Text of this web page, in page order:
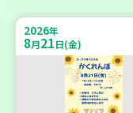
2026年
8月21日(金)